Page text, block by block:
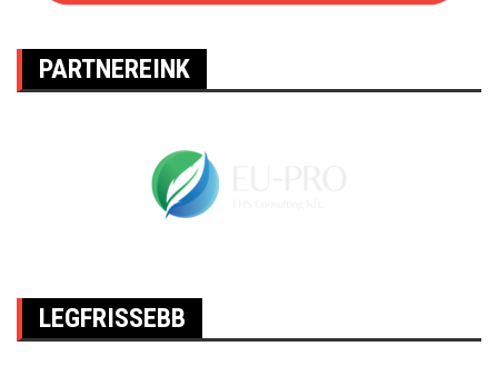
PARTNEREINK
LEGFRISSEBB